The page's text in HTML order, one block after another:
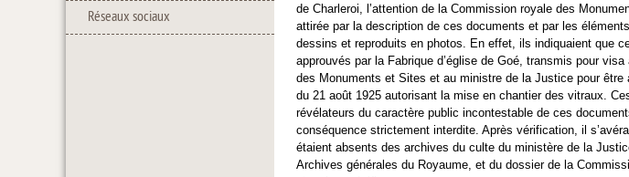
Réseaux sociaux
de Charleroi, l’attention de la Commission royale des
attirée par la description de ces documents et par les
dessins et reproduits en photos. En effet, ils indiquaient que
approuvés par la Fabrique d’église de Goé, transmis pour
des Monuments et Sites et au ministre de la Justice pour être
du 21 août 1925 autorisant la mise en chantier des vitraux.
révélateurs du caractère public incontestable de ces
conséquence strictement interdite. Après vérification, il
étaient absents des archives du culte du ministère de la
Archives générales du Royaume, et du dossier de la